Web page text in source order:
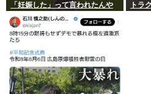
「妊娠した」って言われたんや
が
トラ